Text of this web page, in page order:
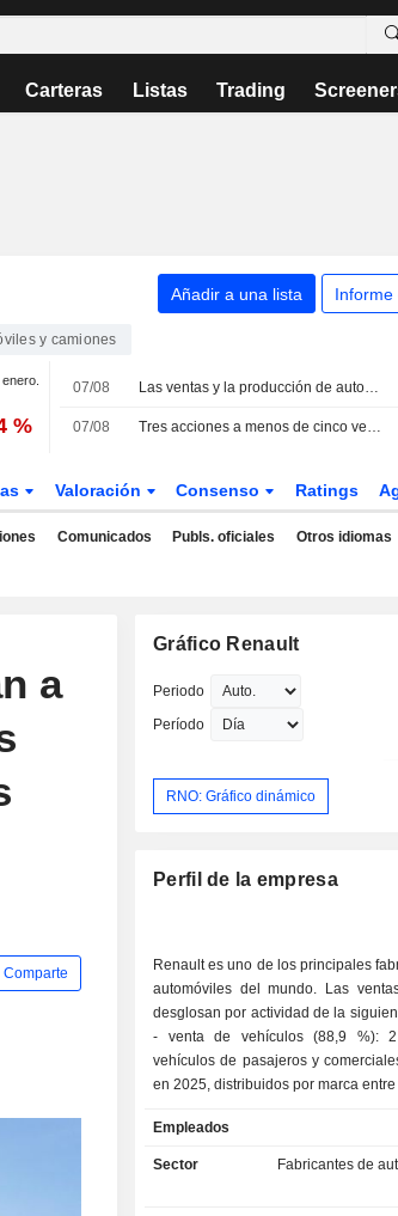
Carteras Listas Trading
Añadir a una lista Informe
y camiones
%
07/08 Las ventas y la producción de automóviles en Brasil repuntan en julio
07/08 Tres acciones a menos de cinco veces los beneficios: ¿oportunidad o trampa?
Valoración Consenso Ratings
Comunicados Publs. oficiales Otros idiomas
a
Comparte
Gráfico Renault
Periodo
Período
RNO: Gráfico dinámico
Perfil de la empresa
Renault es uno de los principales
automóviles del mundo. Las
desglosan por actividad de la
- venta de vehículos (88,9 %):
vehículos de pasajeros y
en 2025, distribuidos por marca entre
Renault Korea Motors (399) y
servicios (10,2 %): servicios de
para la venta de vehículos
Empleados
Sector
Fabricantes de